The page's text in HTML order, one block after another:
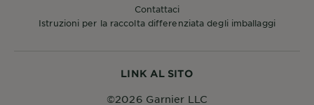
LINK AL SITO
©2026 Garnier LLC
Contattaci
Istruzioni per la raccolta differenziata degli imballaggi